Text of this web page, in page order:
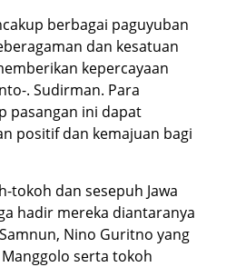
berbagai paguyuban
dan kesatuan
kepercayaan
. Sudirman. Para
pasangan ini dapat
positif dan kemajuan bagi
tokoh dan sesepuh Jawa
hadir mereka diantaranya
Nino Guritno yang
serta tokoh